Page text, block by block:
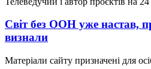
Світ без ООН уже настав,
визнали
Матеріали сайту призначені для